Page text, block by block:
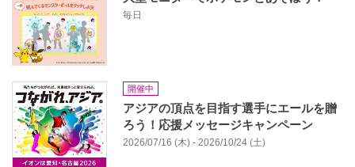
毎日
開催中
アジアの頂点を目指す選手にエールを贈
ろう！応援メッセージキャンペーン
2026/07/16 (木) - 2026/10/24 (土)